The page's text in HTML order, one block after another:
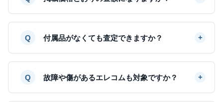
付属品がなくても査定できますか？
故障や傷があるエレコムも対象ですか？